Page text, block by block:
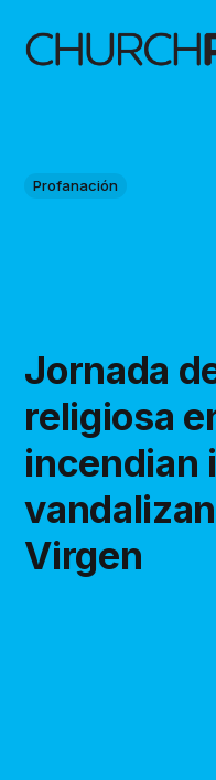
Profanación
Jornada
religiosa
incendian
Virgen